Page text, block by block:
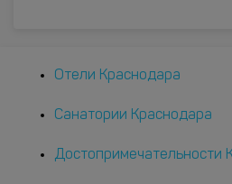
Отели Краснодара
Санатории Краснодара
Достопримечательности